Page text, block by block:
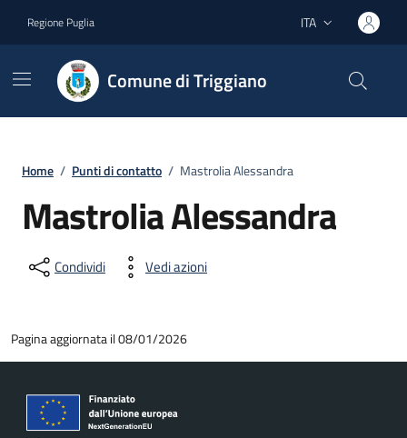
Regione Puglia Lingua attiva:
ITA
Comune di Triggiano
Home / Punti di contatto / Mastrolia Alessandra
Mastrolia Alessandra
Condividi Vedi azioni
Pagina aggiornata il 08/01/2026